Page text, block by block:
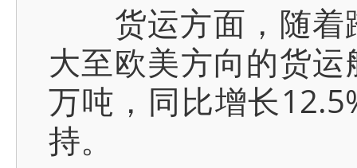
货运方面，随着
大至欧美方向的货
万吨，同比增长
持。